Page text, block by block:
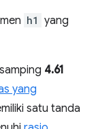
h1 yang
4.61
yang
satu tanda